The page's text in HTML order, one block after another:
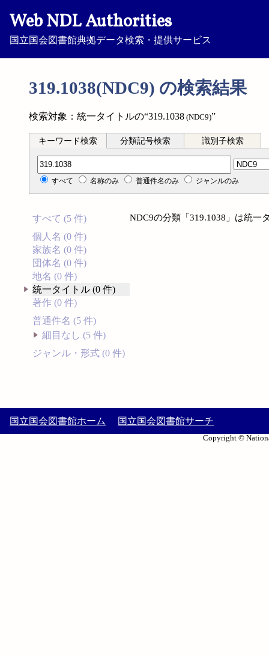
Web NDL Authorities
国立国会図書館典拠データ検索・提供サービス
319.1038(NDC9) の検索結果
検索対象：統一タイトルの“319.1038 (NDC9)”
キーワード検索 分類記号検索 識別子検索
分類記号検索
すべて 名称のみ 普通件名のみ ジャンルのみ
すべて (5 件)
個人名 (0 件)
家族名 (0 件)
団体名 (0 件)
地名 (0 件)
統一タイトル (0 件)
著作 (0 件)
普通件名 (5 件)
細目なし (5 件)
ジャンル・形式 (0 件)
NDC9の分類「319.1038」は統一
国立国会図書館ホーム 国立国会図書館サーチ
Copyright ©